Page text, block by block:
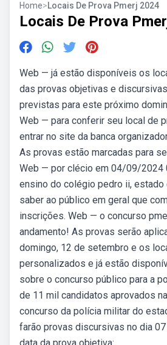
Home>Locais De Prova Pmerj 2024
Locais De Prova
Web — já estão disponíveis os
das provas objetivas e
previstas para este próximo
Web — para conferir seu local de
entrar no site da banca
As provas estão marcadas para
Web — por clécio em 04/09/2024
ensino do colégio pedro ii, estado
saber ao público em geral que
inscrições. Web — o concurso
andamento! As provas serão
domingo, 12 de setembro e os
personalizados e já estão
sobre o concurso público para a
de 11 mil candidatos aprovados
concurso da polícia militar do
farão provas discursivas no dia